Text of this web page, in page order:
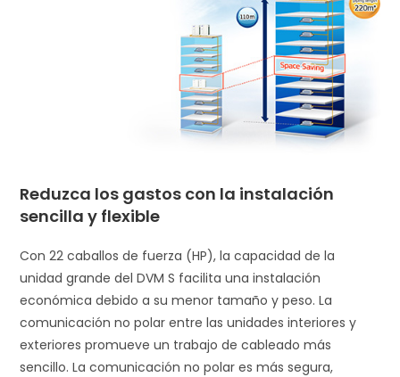
Reduzca los gastos con la instalación
sencilla y flexible
Con 22 caballos de fuerza (HP), la capacidad de la
unidad grande del DVM S facilita una instalación
económica debido a su menor tamaño y peso. La
comunicación no polar entre las unidades interiores y
exteriores promueve un trabajo de cableado más
sencillo. La comunicación no polar es más segura,